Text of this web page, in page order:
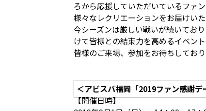
ろから応援していただいているファ
様々なレクリエーションをお届けいた
今シーズンは厳しい戦いが続いてお
けて皆様との結束力を高めるイベン
皆様のご来場、参加をお待ちしており
＜アビスパ福岡「2019ファン感謝デ
【開催日時】